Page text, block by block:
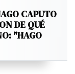
CAPUTO
DE QUÉ
"HAGO